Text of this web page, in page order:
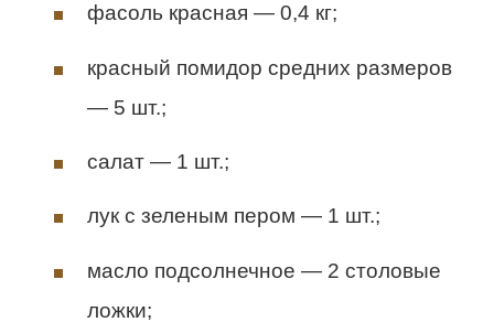
фасоль красная — 0,4 кг;
красный помидор средних размеров
— 5 шт.;
салат — 1 шт.;
лук с зеленым пером — 1 шт.;
масло подсолнечное — 2 столовые
ложки;